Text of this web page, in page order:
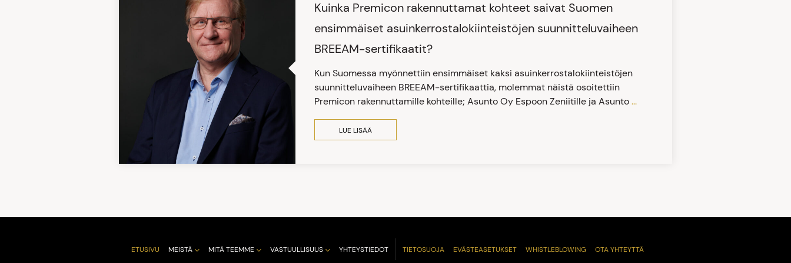
Kuinka Premicon rakennuttamat kohteet saivat Suomen
ensimmäiset asuinkerrostalokiinteistöjen suunnitteluvaiheen
BREEAM-sertifikaatit?
Kun Suomessa myönnettiin ensimmäiset kaksi asuinkerrostalokiinteistöjen
suunnitteluvaiheen BREEAM-sertifikaattia, molemmat näistä osoitettiin
Premicon rakennuttamille kohteille; Asunto Oy Espoon Zeniitille ja Asunto...
LUE LISÄÄ
ETUSIVU MEISTÄ MITÄ TEEMME VASTUULLISUUS YHTEYSTIEDOT TIETOSUOJA EVÄSTEASETUKSET WHISTLEBLOWING OTA YHTEYTTÄ